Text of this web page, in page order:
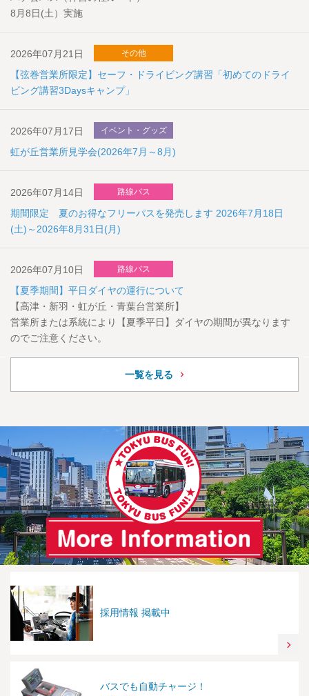
8月8日(土）実施
2026年07月21日 その他
【弦巻営業所限定】セーフ・ドライビング講習「初めてのドライ
ビング講習3Daysキャンプ」
2026年07月17日 イベント・グッズ
虹が丘営業所見学会(2026年7月～8月)
2026年07月14日 路線バス
期間限定 夏のお得なフリーパスを発売します 2026年7月18日
(土)～2026年8月31日(月)
2026年07月10日 路線バス
【夏季期間】平日ダイヤの運行について
【高津・新羽・虹が丘・青葉台営業所】
営業所または系統により【夏季平日】ダイヤの期間が異なります
のでご注意ください。
一覧を見る
採用情報 掲載中
バスでも自動チャージ！